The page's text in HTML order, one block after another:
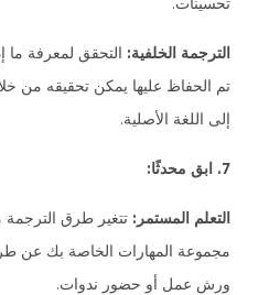
الترجمة الخلفية: التحقق لمعرفة ما
تم الحفاظ عليها يمكن تحقيقه من
إلى اللغة الأصلية.
7. ابق محدثًا:
التعلم المستمر: تتغير طرق
مجموعة المهارات الخاصة بك عن
ورش عمل أو حضور ندوات.